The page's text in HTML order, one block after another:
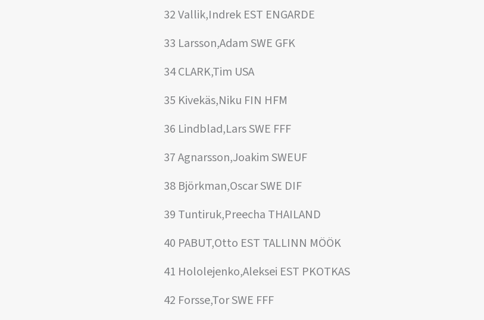
32 Vallik,Indrek EST ENGARDE
33 Larsson,Adam SWE GFK
34 CLARK,Tim USA
35 Kivekäs,Niku FIN HFM
36 Lindblad,Lars SWE FFF
37 Agnarsson,Joakim SWEUF
38 Björkman,Oscar SWE DIF
39 Tuntiruk,Preecha THAILAND
40 PABUT,Otto EST TALLINN MÖÖK
41 Hololejenko,Aleksei EST PKOTKAS
42 Forsse,Tor SWE FFF